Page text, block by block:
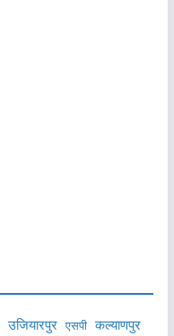
उजियारपुर एसपी कल्याणपुर